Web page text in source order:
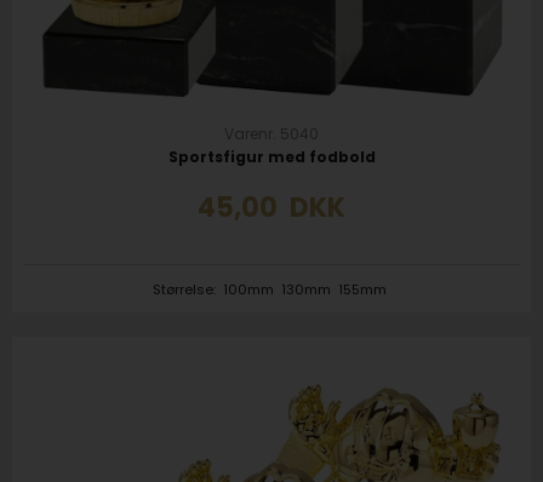
Varenr. 5040
Sportsfigur med fodbold
45,00 DKK
Størrelse: 100mm 130mm 155mm